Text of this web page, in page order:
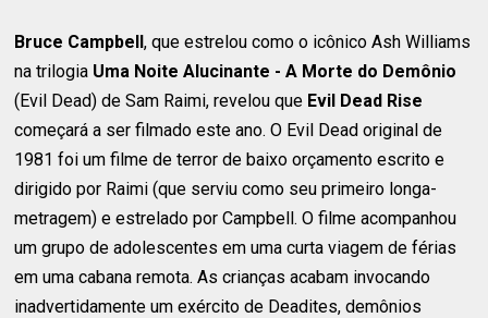
Bruce Campbell, que estrelou como o icônico Ash Williams
na trilogia Uma Noite Alucinante - A Morte do Demônio
(Evil Dead) de Sam Raimi, revelou que Evil Dead Rise
começará a ser filmado este ano. O Evil Dead original de
1981 foi um filme de terror de baixo orçamento escrito e
dirigido por Raimi (que serviu como seu primeiro longa-
metragem) e estrelado por Campbell. O filme acompanhou
um grupo de adolescentes em uma curta viagem de férias
em uma cabana remota. As crianças acabam invocando
inadvertidamente um exército de Deadites, demônios